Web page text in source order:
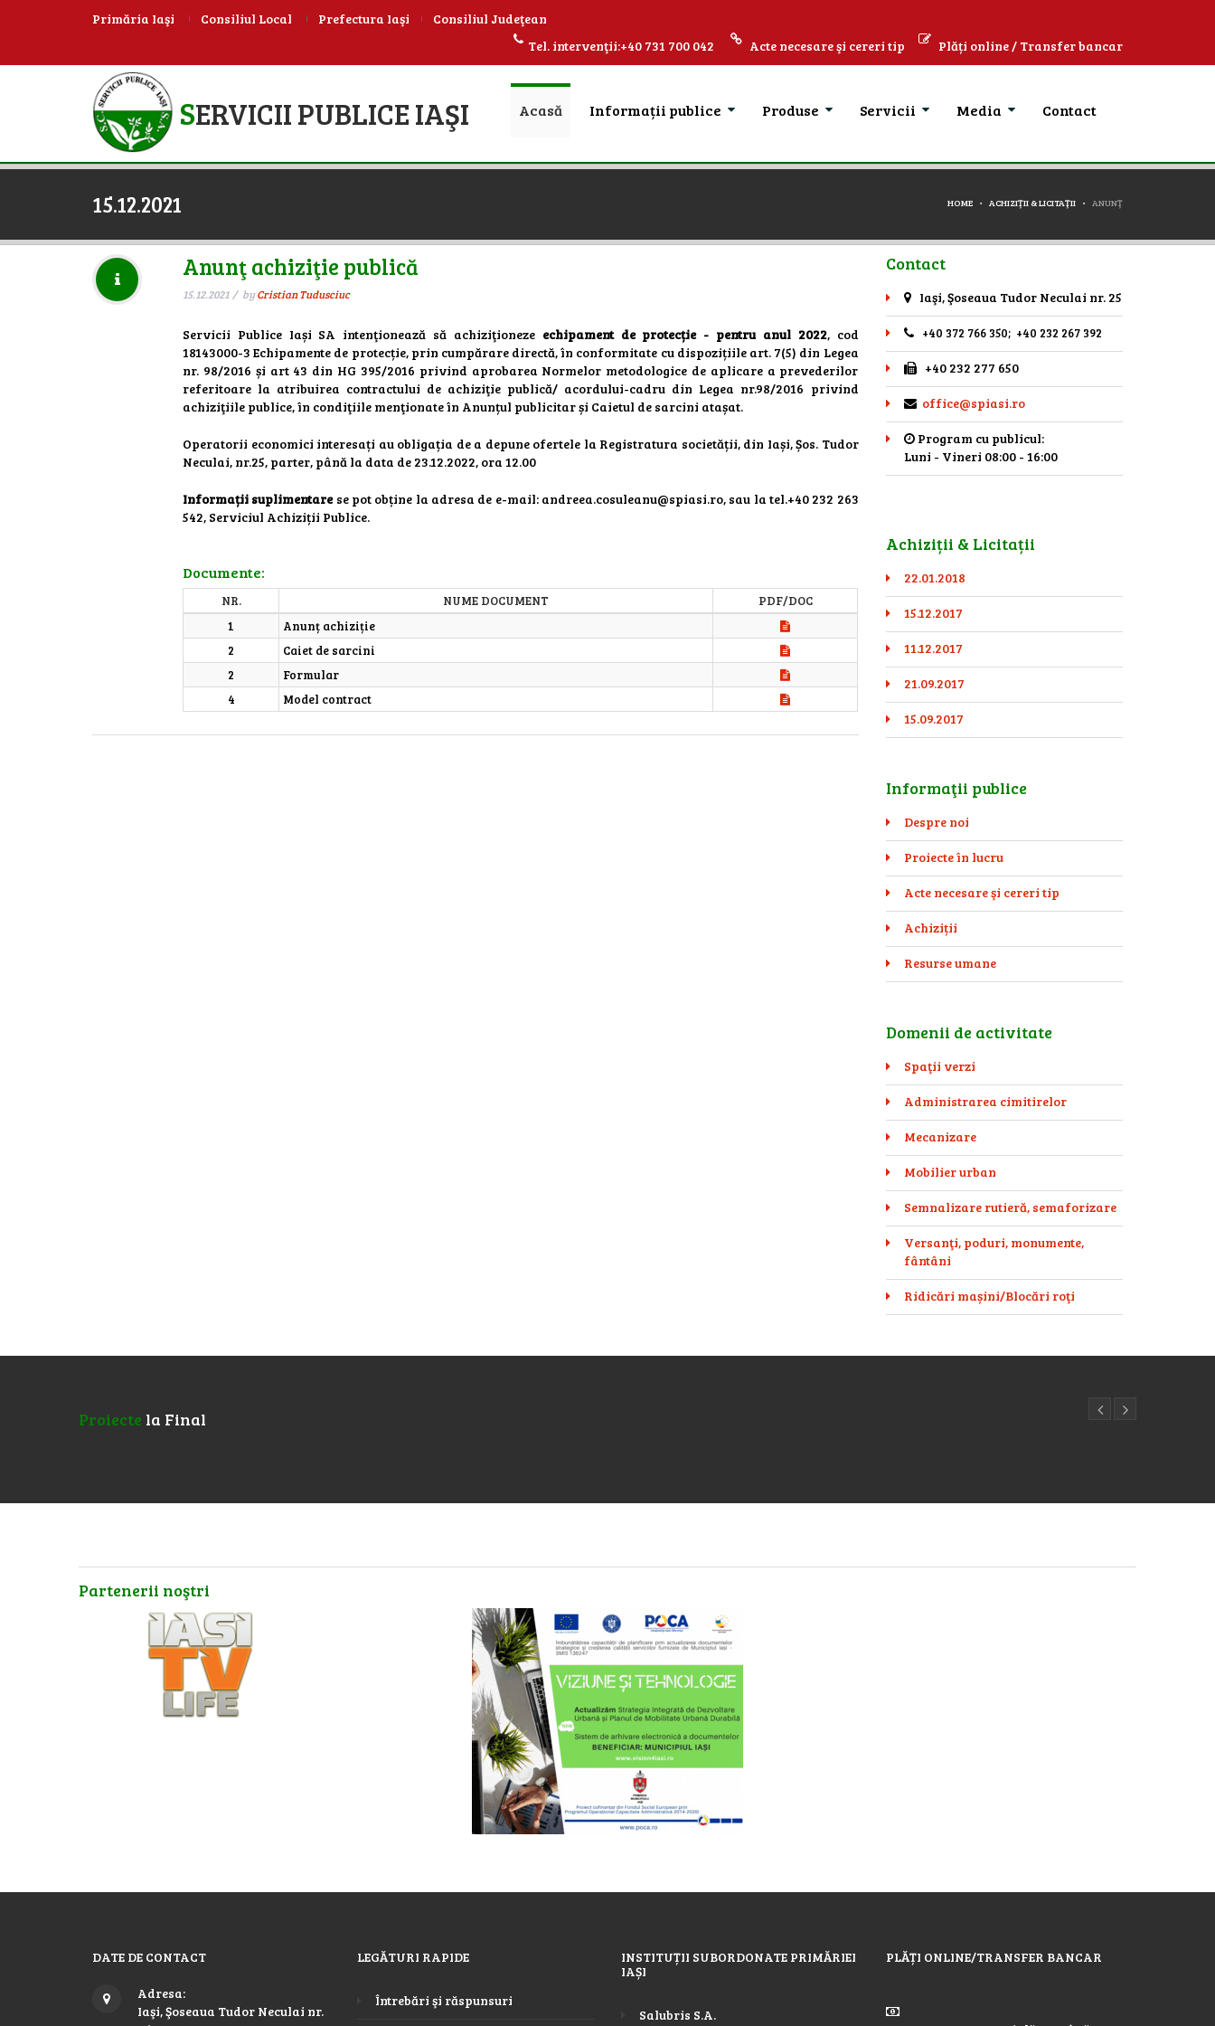
Primăria Iaşi Consiliul Local Prefectura Iaşi
Consiliul Judeţean
Tel. intervenţii:+40 731 700 042
Acte necesare şi cereri tip Plăți online / Transfer bancar
SERVICII PUBLICE IAŞI Acasă Informații publice Produse Servicii Media Contact
15.12.2021 HOME ACHIZIŢII & LICITAŢII ANUNŢ
Anunţ achiziţie publică
15.12.2021 byCristian Tudusciuc
Servicii Publice Iași SA intenţionează să achiziţioneze echipament de protecție - pentru anul 2022, cod
18143000-3 Echipamente de protecție, prin cumpărare directă, în conformitate cu dispozițiile art. 7(5) din Legea
nr. 98/2016 și art 43 din HG 395/2016 privind aprobarea Normelor metodologice de aplicare a prevederilor
referitoare la atribuirea contractului de achiziţie publică/ acordului-cadru din Legea nr.98/2016 privind
achiziţiile publice, în condiţiile menţionate în Anunțul publicitar și Caietul de sarcini atașat.
Operatorii economici interesați au obligația de a depune ofertele la Registratura societății, din Iași, Șos. Tudor
Neculai, nr.25, parter, până la data de 23.12.2022, ora 12.00
Informații suplimentarese pot obține la adresa de e-mail: andreea.cosuleanu@spiasi.ro, sau la tel.+40 232 263
542, Serviciul Achiziții Publice.
Documente:
NR. NUME DOCUMENT
PDF/DOC
1
Anunț achiziție
2
Caiet de sarcini
2
Formular
4
Model contract
Contact
Iaşi, Şoseaua Tudor Neculai nr. 25
+40 372 766 350; +40 232 267 392
+40 232 277 650
office@spiasi.ro
Program cu publicul:
Luni - Vineri 08:00 - 16:00
Achiziții & Licitații
22.01.2018
15.12.2017
11.12.2017
21.09.2017
15.09.2017
Informaţii publice
Despre noi
Proiecte în lucru
Acte necesare şi cereri tip
Achiziții
Resurse umane
Domenii de activitate
Spaţii verzi
Administrarea cimitirelor
Mecanizare
Mobilier urban
Semnalizare rutieră, semaforizare
Versanţi, poduri, monumente,
fântâni
Ridicări mașini/Blocări roţi
Proiecte la Final
Partenerii noştri
DATE DE CONTACT
Adresa:
Iaşi, Şoseaua Tudor Neculai nr.
LEGĂTURI RAPIDE
Întrebări şi răspunsuri
INSTITUȚII SUBORDONATE PRIMĂRIEI
IAȘI
Salubris S.A.
PLĂȚI ONLINE/TRANSFER BANCAR